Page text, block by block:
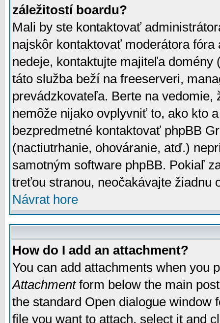
záležitostí boardu?
Mali by ste kontaktovať
najskôr kontaktovať moderátora
nedeje, kontaktujte majiteľa
táto služba beží na freeserveri,
prevádzkovateľa. Berte na vedomie,
nemôže nijako ovplyvniť to, ako kto
bezpredmetné kontaktovať phpBB
(nactiutrhanie, ohováranie, atď.)
samotným software phpBB. Pokiaľ
treťou stranou, neočakávajte žiadnu
Návrat hore
How do I add an attachment?
You can add attachments when you
Attachmentform below the main
the standard Open dialogue window
file you want to attach, select it and